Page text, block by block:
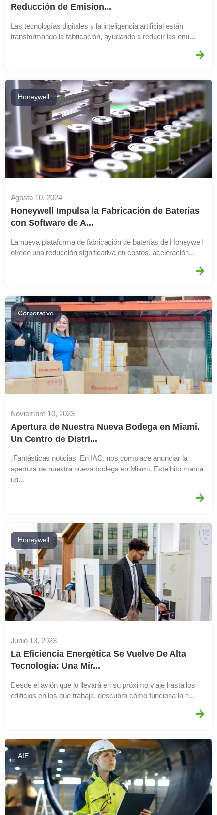
Reducción de Emision...
Las tecnologías digitales y la inteligencia artificial están
transformando la fabricación, ayudando a reducir las emi...
Honeywell
Agosto 10, 2024
Honeywell Impulsa la Fabricación de Baterías
con Software de A...
La nueva plataforma de fabricación de baterías de Honeywell
ofrece una reducción significativa en costos, aceleración...
Corporativo
Noviembre 10, 2023
Apertura de Nuestra Nueva Bodega en Miami.
Un Centro de Distri...
¡Fantásticas noticias! En IAC, nos complace anunciar la
apertura de nuestra nueva bodega en Miami. Este hito marca
un...
Honeywell
Junio 13, 2023
La Eficiencia Energética Se Vuelve De Alta
Tecnología: Una Mir...
Desde el avión que lo llevará en su próximo viaje hasta los
edificios en los que trabaja, descubra cómo funciona la e...
AIE